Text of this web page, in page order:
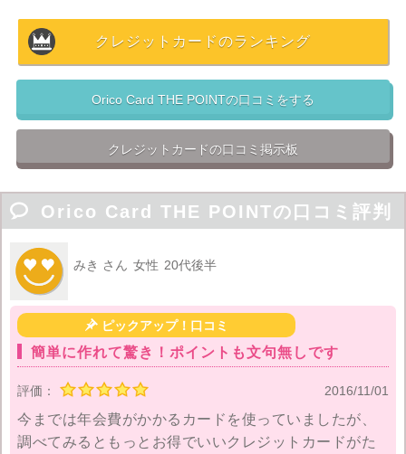
な仕組みで、電子マネー「iD」と「QUIQPay」の2種類
が搭載されているという利便性はかなり高く、魅力的な
1枚で人気も非常に高いです。
移行手数料がかかることなくマイルに還元できるので
イルの貯まりやすいカードとも言えます。
会社の信用も高く、使い勝手がよいのでOrico Card THE
POINTは国内トップクラスの会員数を誇っています。
クレジットカードのランキング
Orico Card THE POINTの口コミをする
クレジットカードの口コミ掲示板
 Orico Card THE POINTの口コミ評判
みき さん 女性 20代後半
ピックアップ！口コミ
簡単に作れて驚き！ポイントも文句無しです
評価： 2016/11/01
今までは年会費がかかるカードを使っていましたが、
調べてみるともっとお得でいいクレジットカードがた